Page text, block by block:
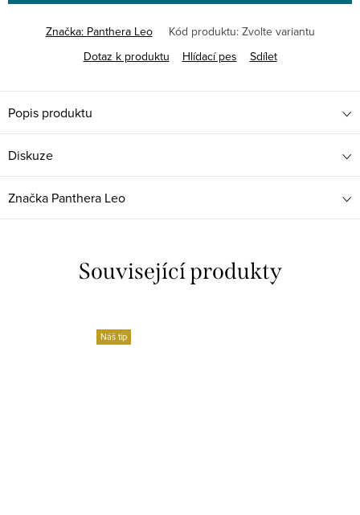
Značka: Panthera Leo Kód produktu: Zvolte variantu
Dotaz k produktu
Hlídací pes Sdílet
Popis produktu
Diskuze
Značka Panthera Leo
Související produkty
Náš tip